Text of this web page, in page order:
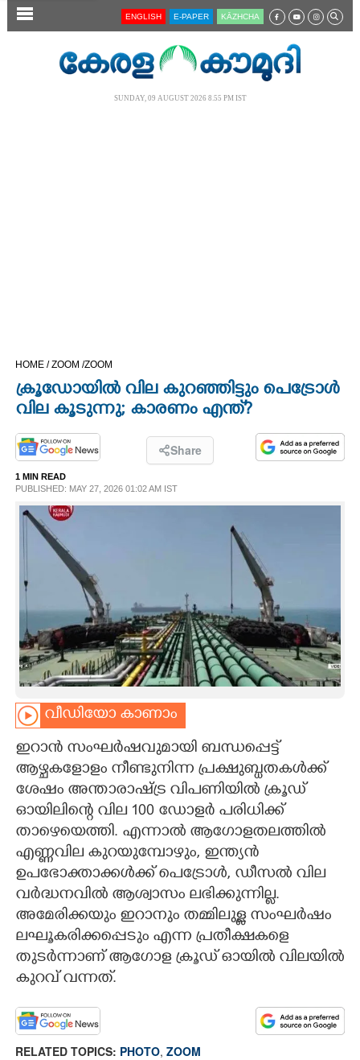
SECTIONS
LIFESTYLE
SPIRITUAL
INFO+
ART
ASTRO
CARTOONS
LITERATURE
CONTACT US
ENGLISH E-PAPER KĀZHCHA
SUNDAY, 09 AUGUST 2026 8.55 PM IST
HOME /ZOOM /ZOOM
ക്രൂഡോയിൽ വില കുറഞ്ഞിട്ടും പെട്രോൾ
വില കൂടുന്നു; കാരണം എന്ത്?
Share
1 MIN READ
PUBLISHED: MAY 27, 2026 01:02 AM IST
വീഡിയോ കാണാം
ഇറാൻ സംഘർഷവുമായി ബന്ധപ്പെട്ട്
ആഴ്ചകളോളം നീണ്ടുനിന്ന പ്രക്ഷുബ്ധതകൾക്ക്
ശേഷം അന്താരാഷ്ട്ര വിപണിയിൽ ക്രൂഡ്
ഓയിലിന്റെ വില 100 ഡോളർ പരിധിക്ക്
താഴെയെത്തി. എന്നാൽ ആഗോളതലത്തിൽ
എണ്ണവില കുറയുമ്പോഴും, ഇന്ത്യൻ
ഉപഭോക്താക്കൾക്ക് പെട്രോൾ, ഡീസൽ വില
വർദ്ധനവിൽ ആശ്വാസം ലഭിക്കുന്നില്ല.
അമേരിക്കയും ഇറാനും തമ്മിലുള്ള സംഘർഷം
ലഘൂകരിക്കപ്പെടും എന്ന പ്രതീക്ഷകളെ
തുടർന്നാണ് ആഗോള ക്രൂഡ് ഓയിൽ വിലയിൽ
കുറവ് വന്നത്.
RELATED TOPICS: PHOTO, ZOOM